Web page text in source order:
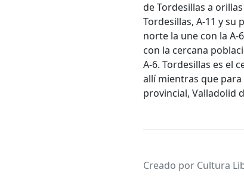
de Tordesillas a
Tordesillas, A-11 y su
norte la une con la A-
con la cercana
A-6. Tordesillas es el
allí mientras que
provincial, Valladolid
Creado por Cultura